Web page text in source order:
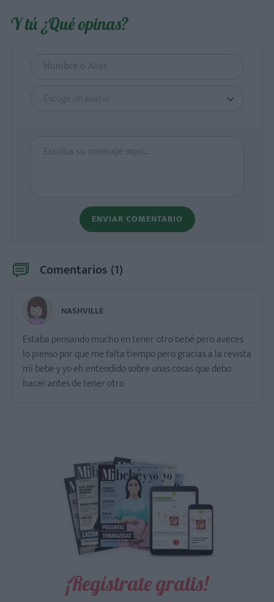
Y tú ¿Qué opinas?
Escoge un avatar
ENVIAR COMENTARIO
Comentarios (1)
NASHVILLE
Estaba pensando mucho en tener otro bebé pero aveces
lo pienso por que me falta tiempo pero gracias a la revista
mi bebe y yo eh entendido sobre unas cosas que debo
hacer antes de tener otro
¡Regístrate gratis!